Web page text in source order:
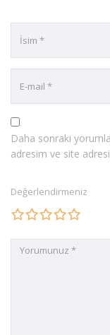
Daha sonraki
adresim ve site
Değerlendirmeniz